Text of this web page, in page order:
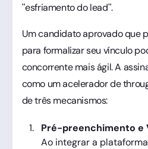
"esfriamento do lead".
Um candidato aprovado que
para formalizar seu vínculo
concorrente mais ágil. A
como um acelerador de
de três mecanismos:
Pré-preenchimento e
Ao integrar a